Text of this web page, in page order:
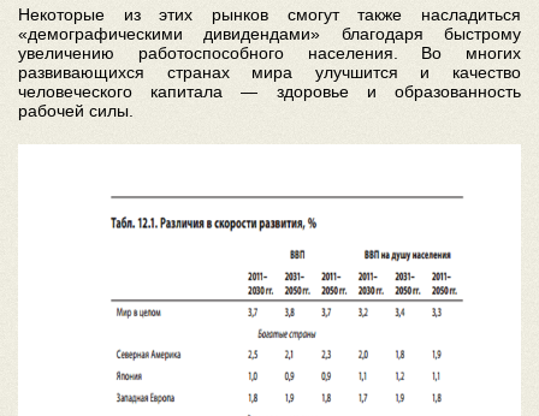
Некоторые из этих рынков смогут также насладиться
«демографическими дивидендами» благодаря быстрому
увеличению работоспособного населения. Во многих
развивающихся странах мира улучшится и качество
человеческого капитала — здоровье и образованность
рабочей силы.